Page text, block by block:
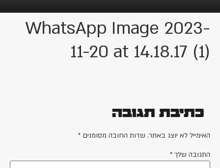
WhatsApp Image 2023-
11-20 at 14.18.17 (1)
כתיבת תגובה
האימייל לא יוצג באתר. שדות החובה מסומנים *
התגובה שלך *